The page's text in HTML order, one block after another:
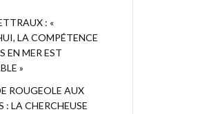
: «
LA COMPÉTENCE
EN MER EST
»
ROUGEOLE AUX
: LA CHERCHEUSE